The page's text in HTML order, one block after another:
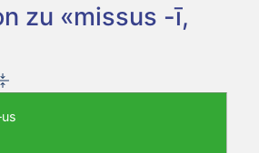
zu «missus -ī,